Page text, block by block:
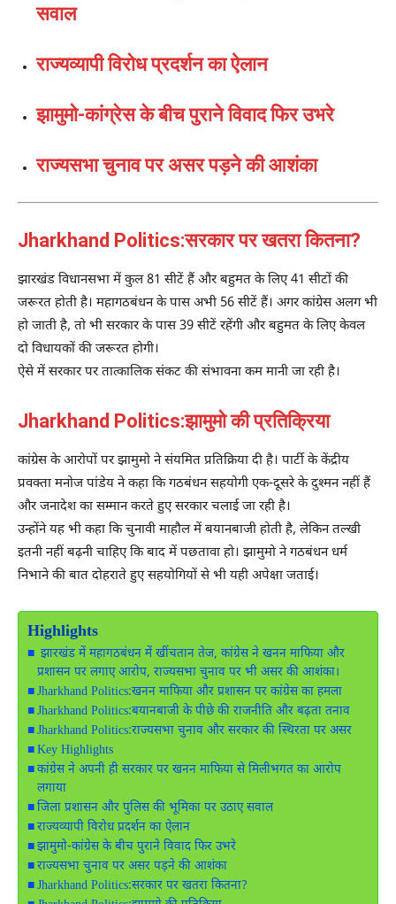
सवाल
राज्यव्यापी विरोध प्रदर्शन का ऐलान
झामुमो-कांग्रेस के बीच पुराने विवाद फिर उभरे
राज्यसभा चुनाव पर असर पड़ने की आशंका
Jharkhand Politics:सरकार पर खतरा कितना?
झारखंड विधानसभा में कुल 81 सीटें हैं और बहुमत के लिए 41 सीटों की
जरूरत होती है। महागठबंधन के पास अभी 56 सीटें हैं। अगर कांग्रेस अलग भी
हो जाती है, तो भी सरकार के पास 39 सीटें रहेंगी और बहुमत के लिए केवल
दो विधायकों की जरूरत होगी।
ऐसे में सरकार पर तात्कालिक संकट की संभावना कम मानी जा रही है।
Jharkhand Politics:झामुमो की प्रतिक्रिया
कांग्रेस के आरोपों पर झामुमो ने संयमित प्रतिक्रिया दी है। पार्टी के केंद्रीय
प्रवक्ता मनोज पांडेय ने कहा कि गठबंधन सहयोगी एक-दूसरे के दुश्मन नहीं हैं
और जनादेश का सम्मान करते हुए सरकार चलाई जा रही है।
उन्होंने यह भी कहा कि चुनावी माहौल में बयानबाजी होती है, लेकिन तल्खी
इतनी नहीं बढ़नी चाहिए कि बाद में पछतावा हो। झामुमो ने गठबंधन धर्म
निभाने की बात दोहराते हुए सहयोगियों से भी यही अपेक्षा जताई।
Highlights
झारखंड में महागठबंधन में खींचतान तेज, कांग्रेस ने खनन माफिया और
प्रशासन पर लगाए आरोप, राज्यसभा चुनाव पर भी असर की आशंका।
Jharkhand Politics:खनन माफिया और प्रशासन पर कांग्रेस का हमला
Jharkhand Politics:बयानबाजी के पीछे की राजनीति और बढ़ता तनाव
Jharkhand Politics:राज्यसभा चुनाव और सरकार की स्थिरता पर असर
Key Highlights
कांग्रेस ने अपनी ही सरकार पर खनन माफिया से मिलीभगत का आरोप
लगाया
जिला प्रशासन और पुलिस की भूमिका पर उठाए सवाल
राज्यव्यापी विरोध प्रदर्शन का ऐलान
झामुमो-कांग्रेस के बीच पुराने विवाद फिर उभरे
राज्यसभा चुनाव पर असर पड़ने की आशंका
Jharkhand Politics:सरकार पर खतरा कितना?